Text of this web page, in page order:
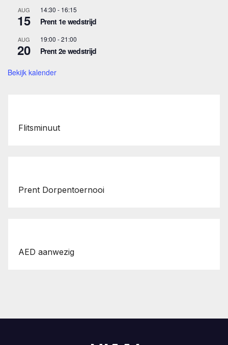
AUG
15
14:30 - 16:15
Prent 1e wedstrijd
AUG
20
19:00 -21:00
Prent 2e wedstrijd
Bekijk kalender
Flitsminuut
Prent Dorpentoernooi
AED aanwezig